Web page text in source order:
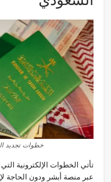
خطوات تجديد
تأتي الخطوات الإلكترونية
عبر منصة أبشر ودون الحاجة